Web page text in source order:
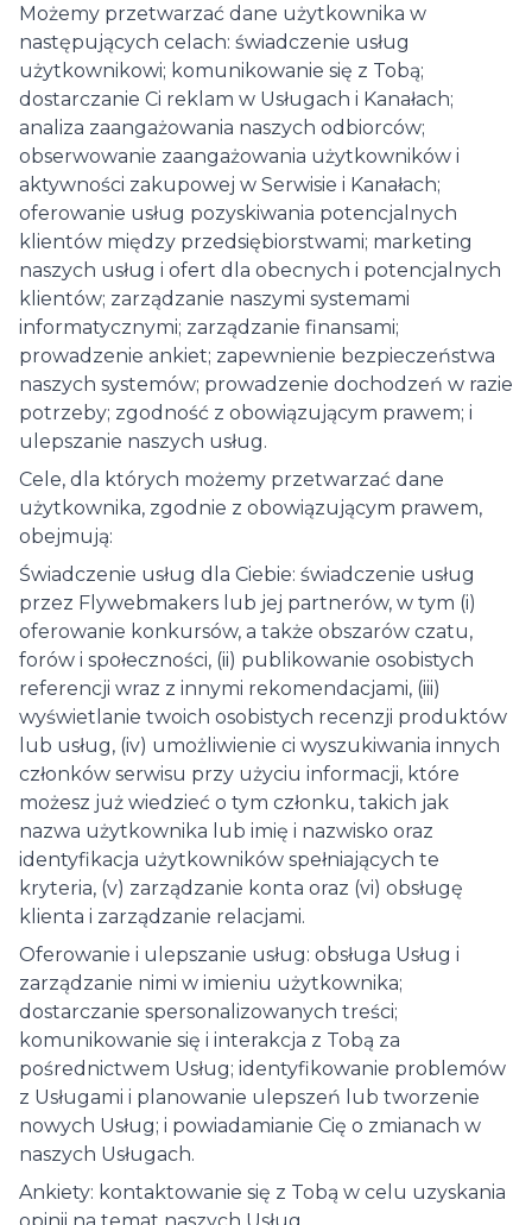
Możemy przetwarzać dane użytkownika w
następujących celach: świadczenie usług
użytkownikowi; komunikowanie się z Tobą;
dostarczanie Ci reklam w Usługach i Kanałach;
analiza zaangażowania naszych odbiorców;
obserwowanie zaangażowania użytkowników i
aktywności zakupowej w Serwisie i Kanałach;
oferowanie usług pozyskiwania potencjalnych
klientów między przedsiębiorstwami; marketing
naszych usług i ofert dla obecnych i potencjalnych
klientów; zarządzanie naszymi systemami
informatycznymi; zarządzanie finansami;
prowadzenie ankiet; zapewnienie bezpieczeństwa
naszych systemów; prowadzenie dochodzeń w razie
potrzeby; zgodność z obowiązującym prawem; i
ulepszanie naszych usług.
Cele, dla których możemy przetwarzać dane
użytkownika, zgodnie z obowiązującym prawem,
obejmują:
Świadczenie usług dla Ciebie: świadczenie usług
przez Flywebmakers lub jej partnerów, w tym (i)
oferowanie konkursów, a także obszarów czatu,
forów i społeczności, (ii) publikowanie osobistych
referencji wraz z innymi rekomendacjami, (iii)
wyświetlanie twoich osobistych recenzji produktów
lub usług, (iv) umożliwienie ci wyszukiwania innych
członków serwisu przy użyciu informacji, które
możesz już wiedzieć o tym członku, takich jak
nazwa użytkownika lub imię i nazwisko oraz
identyfikacja użytkowników spełniających te
kryteria, (v) zarządzanie konta oraz (vi) obsługę
klienta i zarządzanie relacjami.
Oferowanie i ulepszanie usług: obsługa Usług i
zarządzanie nimi w imieniu użytkownika;
dostarczanie spersonalizowanych treści;
komunikowanie się i interakcja z Tobą za
pośrednictwem Usług; identyfikowanie problemów
z Usługami i planowanie ulepszeń lub tworzenie
nowych Usług; i powiadamianie Cię o zmianach w
naszych Usługach.
Ankiety: kontaktowanie się z Tobą w celu uzyskania
opinii na temat naszych Usług.